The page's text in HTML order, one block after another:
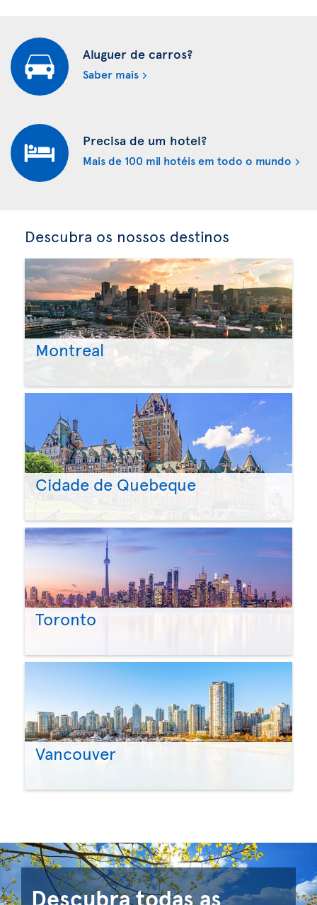
Aluguer de carros?
Saber mais
Precisa de um hotel?
Mais de 100 mil hotéis em todo o mundo
Descubra os nossos destinos
Montreal
Cidade de Quebeque
Toronto
Vancouver
Descubra todas as